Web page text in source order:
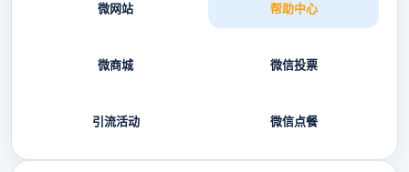
微网站 帮助中心
微商城 微信投票
引流活动 微信点餐